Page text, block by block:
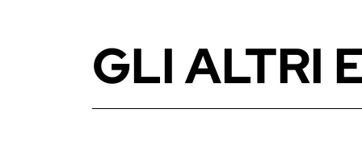
GLI ALTRI